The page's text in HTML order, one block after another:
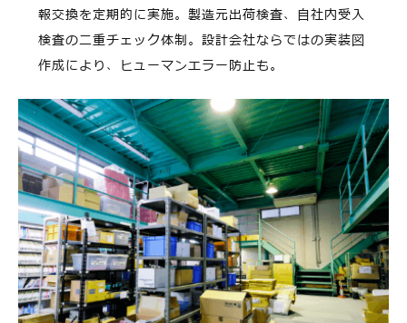
報交換を定期的に実施。製造元出荷検査、⾃社内受⼊
検査の⼆重チェック体制。設計会社ならではの実装図
作成により、ヒューマンエラー防⽌も。